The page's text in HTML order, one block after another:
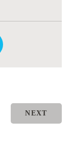
NEXT